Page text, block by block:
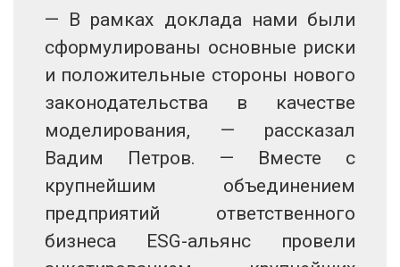
— В рамках доклада нами были
сформулированы основные риски
и положительные стороны нового
законодательства в качестве
моделирования, — рассказал
Вадим Петров. — Вместе с
крупнейшим объединением
предприятий ответственного
бизнеса ESG-альянс провели